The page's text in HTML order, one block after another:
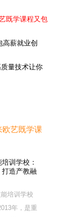
既学课程又包
薪就业创
量技术让你
欧艺既学课
训学校：
造产教融
培训学校
年，是重